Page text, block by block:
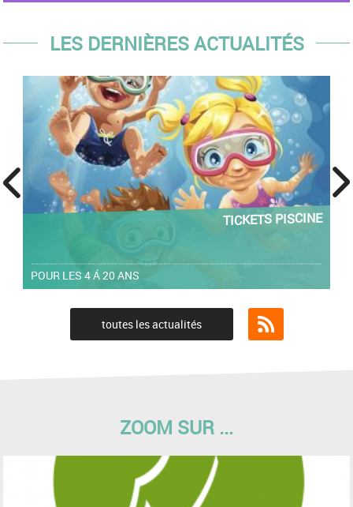
LES DERNIÈRES ACTUALITÉS
TICKETS PISCINE
POUR LES 4 Á 20 ANS
toutes les actualités
ZOOM SUR ...